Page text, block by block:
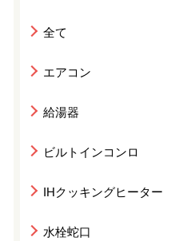
全て
エアコン
給湯器
ビルトインコンロ
IHクッキングヒーター
水栓蛇口